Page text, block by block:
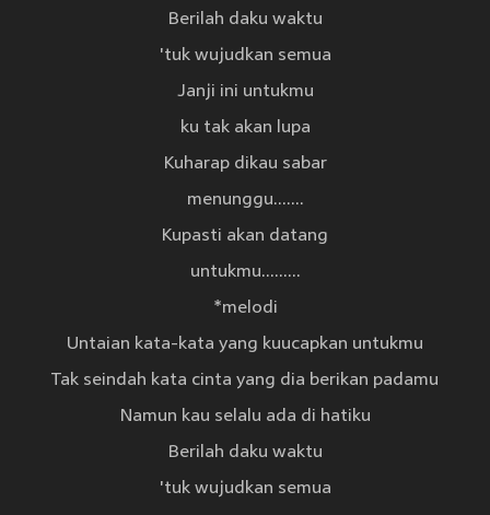
Berilah daku waktu
'tuk wujudkan semua
Janji ini untukmu
ku tak akan lupa
Kuharap dikau sabar
menunggu.......
Kupasti akan datang
untukmu.........
*melodi
Untaian kata-kata yang kuucapkan untukmu
Tak seindah kata cinta yang dia berikan padamu
Namun kau selalu ada di hatiku
Berilah daku waktu
'tuk wujudkan semua